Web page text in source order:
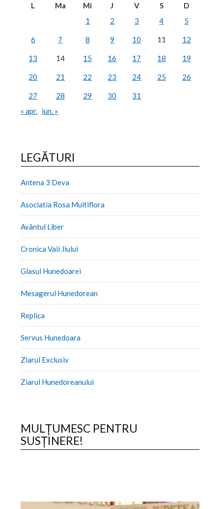
L Ma Mi J V S
D
1
2 3 4 5
6 7 8 9 10 11 12
13 14 15 16 17 18 19
20 21 22 23 24 25 26
27 28 29 30
31
« apr. iun. »
LEGĂTURI
Antena 3 Deva
Asociatia Rosa Multiflora
Avântul Liber
Cronica Vaii Jiului
Glasul Hunedoarei
Mesagerul Hunedorean
Replica
Servus Hunedoara
Ziarul Exclusiv
Ziarul Hunedoreanului
MULȚUMESC PENTRU
SUSȚINERE!